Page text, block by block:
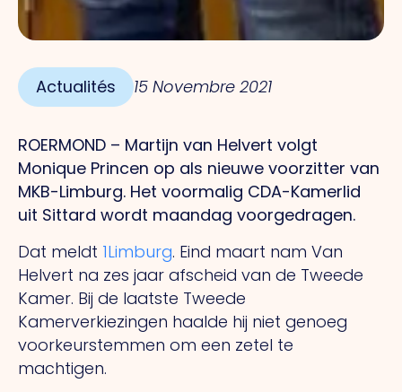
Actualités 15 Novembre 2021
ROERMOND – Martijn van Helvert volgt
Monique Princen op als nieuwe voorzitter van
MKB-Limburg. Het voormalig CDA-Kamerlid
uit Sittard wordt maandag voorgedragen.
Dat meldt 1Limburg. Eind maart nam Van
Helvert na zes jaar afscheid van de Tweede
Kamer. Bij de laatste Tweede
Kamerverkiezingen haalde hij niet genoeg
voorkeurstemmen om een zetel te
machtigen.